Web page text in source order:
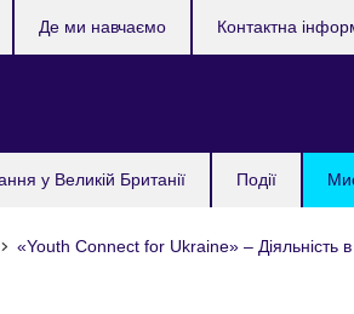
у Великій Британії Події
Де ми навчаємо Контактна
«Youth Connect for Ukraine» – Діяльність в